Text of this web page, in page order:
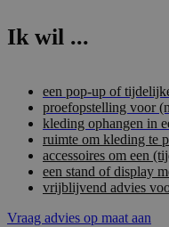
Ik wil ...
een pop-up of
proefopstelling voor
kleding ophangen in
ruimte om kleding te
accessoires om een
een stand of display
vrijblijvend advies
Vraag advies op maat aan